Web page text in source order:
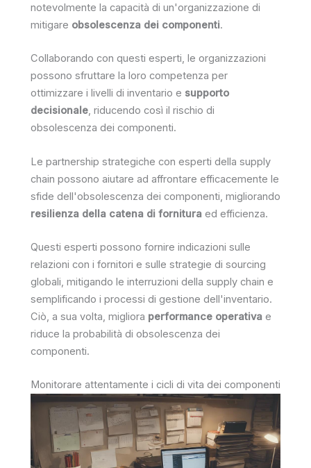
notevolmente la capacità di un'organizzazione di
mitigare obsolescenza dei componenti.
Collaborando con questi esperti, le organizzazioni
possono sfruttare la loro competenza per
ottimizzare i livelli di inventario e supporto
decisionale, riducendo così il rischio di
obsolescenza dei componenti.
Le partnership strategiche con esperti della supply
chain possono aiutare ad affrontare efficacemente le
sfide dell'obsolescenza dei componenti, migliorando
resilienza della catena di fornitura ed efficienza.
Questi esperti possono fornire indicazioni sulle
relazioni con i fornitori e sulle strategie di sourcing
globali, mitigando le interruzioni della supply chain e
semplificando i processi di gestione dell'inventario.
Ciò, a sua volta, migliora performance operativa e
riduce la probabilità di obsolescenza dei
componenti.
Monitorare attentamente i cicli di vita dei componenti